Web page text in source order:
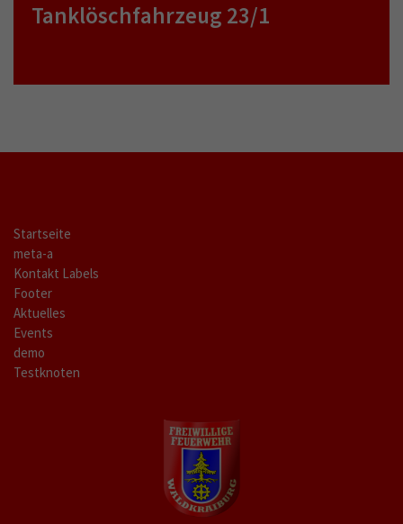
Tanklöschfahrzeug 23/1
Startseite
meta-a
Kontakt Labels
Footer
Aktuelles
Events
demo
Testknoten